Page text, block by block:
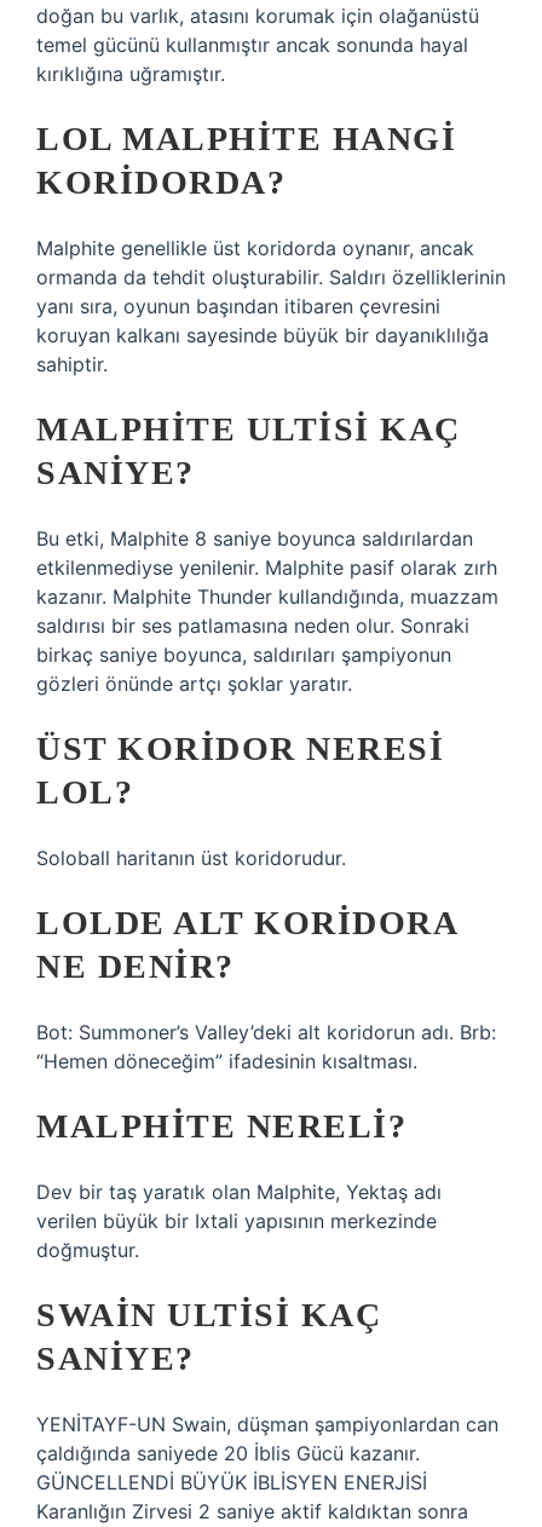
doğan bu varlık, atasını korumak için olağanüstü
temel gücünü kullanmıştır ancak sonunda hayal
kırıklığına uğramıştır.
LOL MALPHITE HANGI
KORIDORDA?
Malphite genellikle üst koridorda oynanır, ancak
ormanda da tehdit oluşturabilir. Saldırı özelliklerinin
yanı sıra, oyunun başından itibaren çevresini
koruyan kalkanı sayesinde büyük bir dayanıklılığa
sahiptir.
MALPHITE ULTISI KAÇ
SANIYE?
Bu etki, Malphite 8 saniye boyunca saldırılardan
etkilenmediyse yenilenir. Malphite pasif olarak zırh
kazanır. Malphite Thunder kullandığında, muazzam
saldırısı bir ses patlamasına neden olur. Sonraki
birkaç saniye boyunca, saldırıları şampiyonun
gözleri önünde artçı şoklar yaratır.
ÜST KORIDOR NERESI
LOL?
Soloball haritanın üst koridorudur.
LOLDE ALT KORIDORA
NE DENIR?
Bot: Summoner’s Valley’deki alt koridorun adı. Brb:
“Hemen döneceğim” ifadesinin kısaltması.
MALPHITE NERELI?
Dev bir taş yaratık olan Malphite, Yektaş adı
verilen büyük bir Ixtali yapısının merkezinde
doğmuştur.
SWAIN ULTISI KAÇ
SANIYE?
YENİTAYF-UN Swain, düşman şampiyonlardan can
çaldığında saniyede 20 İblis Gücü kazanır.
GÜNCELLENDİ BÜYÜK İBLİSYEN ENERJİSİ
Karanlığın Zirvesi 2 saniye aktif kaldıktan sonra